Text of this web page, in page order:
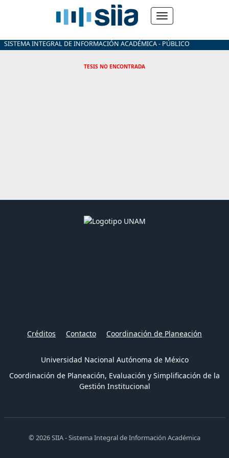
SISTEMA INTEGRAL DE INFORMACIÓN ACADÉMICA - PÚBLICO
TESIS NO ENCONTRADA
Créditos Contacto Coordinación de Planeación
Universidad Nacional Autónoma de México
Coordinación de Planeación, Evaluación y Simplificación de la
Gestión Institucional
© 2026 SIIA - Sistema Integral de Información Académica